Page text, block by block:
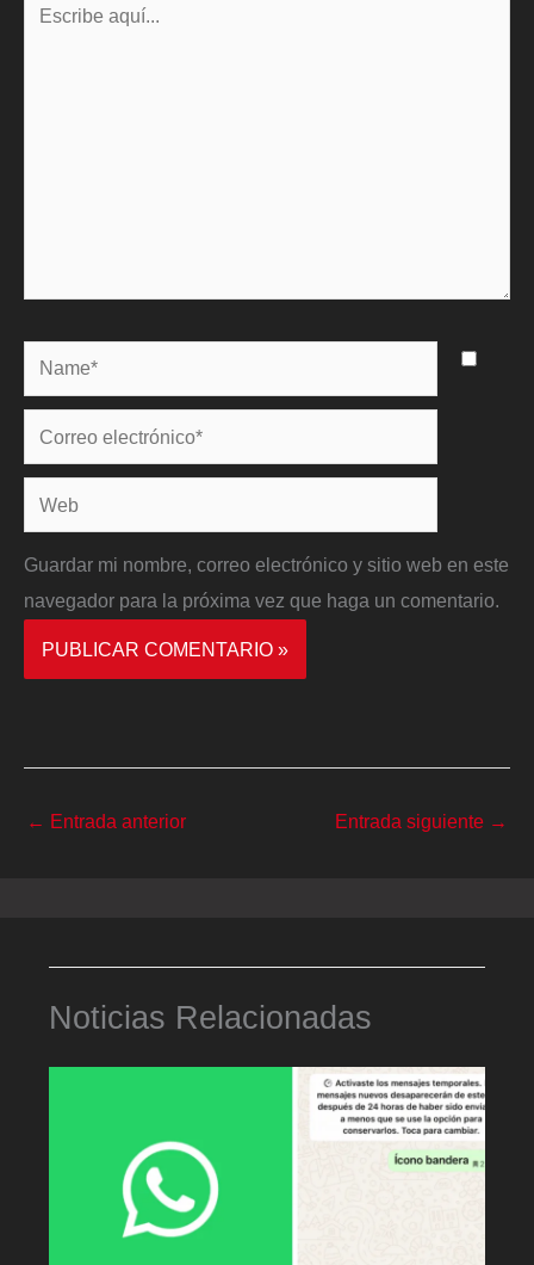
Name*
Correo
electrónico*
Web
Guardar mi nombre, correo electrónico y sitio web en este
navegador para la próxima vez que haga un comentario.
← Entrada anterior Entrada siguiente →
Noticias Relacionadas